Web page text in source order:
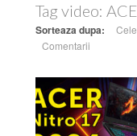
Tag video:
Sorteaza dupa:
Comentarii